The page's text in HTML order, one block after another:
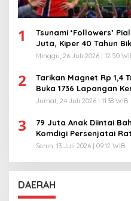
1
Tsunami ‘Followers’
Juta, Kiper 40 Tahun
Minggu, 26 Juli 2026 | 12:50
2
Tarikan Magnet Rp 1,4
Buka 1736 Lapangan
Jumat, 24 Juli 2026 | 11:38 WIB
3
79 Juta Anak Diintai
Komdigi Persenjatai
Senin, 13 Juli 2026 | 09:12 WIB
DAERAH